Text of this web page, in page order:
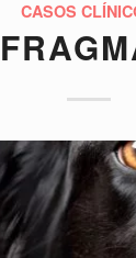
CASOS